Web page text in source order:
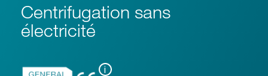
Centre SAV
À propos
Centrifugation sans
électricité
i